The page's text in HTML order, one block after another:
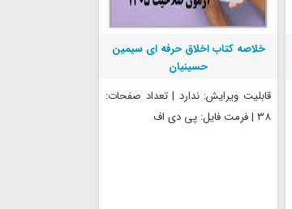
خلاصه کتاب اخلاق حرفه ای سیمین
حسینیان
قابلیت ویرایش: ندارد | تعداد صفحات:
38 | فرمت فایل: پی دی اف